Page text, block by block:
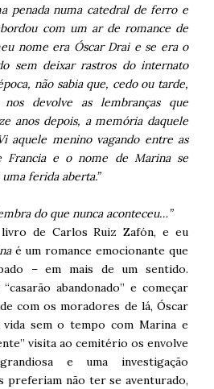
penada numa catedral de ferro e
com um ar de romance de
nome era Óscar Drai e se era o
sem deixar rastros do internato
não sabia que, cedo ou tarde,
devolve as lembranças que
anos depois, a memória daquele
aquele menino vagando entre as
Francia e o nome de Marina se
ferida aberta.”
do que nunca aconteceu…”
de Carlos Ruiz Zafón, e eu
é um romance emocionante que
– em mais de um sentido.
abandonado” e começar
com os moradores de lá, Óscar
vida sem o tempo com Marina e
visita ao cemitério os envolve
e uma investigação
preferiam não ter se aventurado,